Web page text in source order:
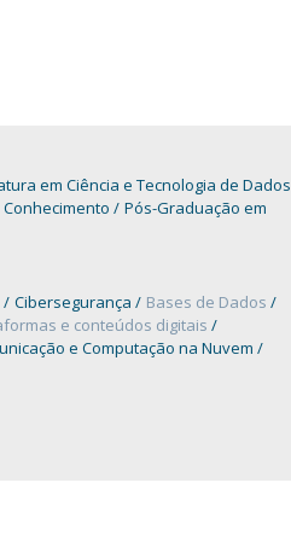
em Ciência e Tecnologia de Dados
Pós-Graduação em
Cibersegurança
Bases de Dados
e conteúdos digitais
e Computação na Nuvem